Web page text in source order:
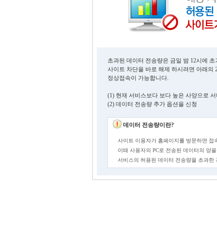
초과된 데이터 전송량은 금일 밤 12시에
사이트 차단을 바로 해제 하시려면 아래의
정상접속이 가능합니다.
(1) 현재 서비스보다 보다 높은 사양으로
(2) 데이터 전송량 추가 옵션을 신청
데이터 전송량이란?
사이트 이용자가 홈페이지를 방문하면 접
이때 사용자의 PC로 전송된 데이터의 양
서비스의 허용된 데이터 전송량을 초과